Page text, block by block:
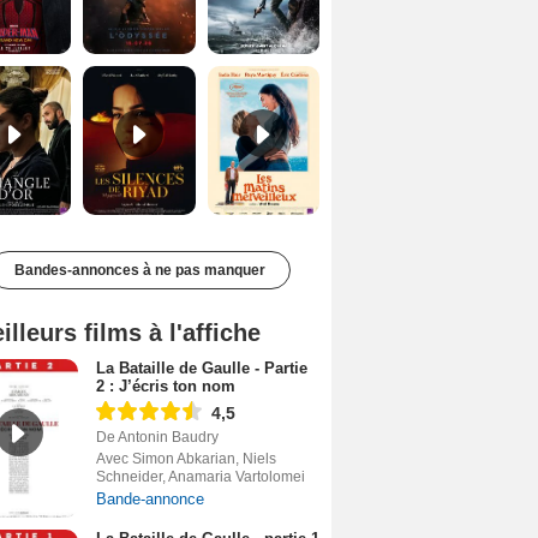
Les Silences de Riyad Bande-annonce VO STFR Les Matins merveilleux Bande-annonce VF
Bandes-annonces à ne pas manquer
films à l'affiche
La Bataille de Gaulle - Partie
2 : J’écris ton nom
4,5
De Antonin Baudry
Avec Simon Abkarian, Niels
Schneider, Anamaria Vartolomei
Bande-annonce